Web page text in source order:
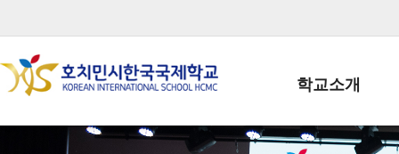
학교소개
학교장인사말